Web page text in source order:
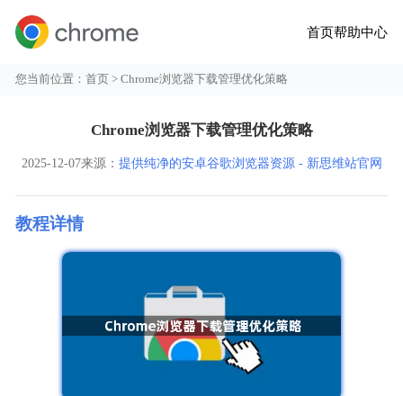
首页帮助中心
您当前位置：首页 > Chrome浏览器下载管理优化策略
Chrome浏览器下载管理优化策略
2025-12-07来源： 提供纯净的安卓谷歌浏览器资源 - 新思维站官网
教程详情